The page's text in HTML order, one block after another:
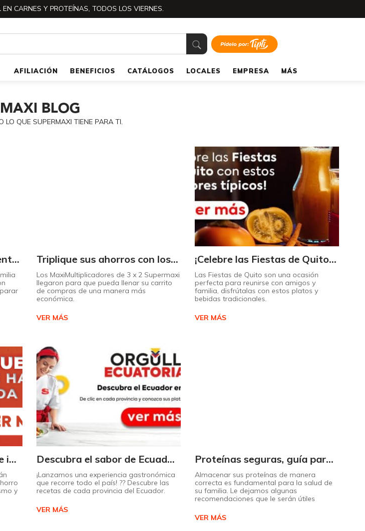
EN CARNES Y PROTEÍNAS, TODOS LOS VIERNES.
AFILIACIÓN BENEFICIOS CATÁLOGOS LOCALES EMPRESA MÁS
MAXI BLOG
LO QUE SUPERMAXI TIENE PARA TI.
¡Dulce y Saludable! Consienta a su familia con postres deliciosos y sin culpas Triplique sus ahorros con los Maximultiplicadores de Supermaxi
Los MaxiMultiplicadores de 3 x 2 Supermaxi
llegaron para que pueda llenar su carrito
de compras de una manera más
económica.
VER MÁS
¡Celebre las Fiestas de Quito con estos sabores típicos!
Las Fiestas de Quito son una ocasión
perfecta para reunirse con amigos y
familia, disfrútalas con estos platos y
bebidas tradicionales.
VER MÁS
¡Prepárese para un mes de increíbles descuentos en Supermaxi!
y
Descubra el sabor de Ecuador con nuestro mapa interactivo de recetas
¡Lanzamos una experiencia gastronómica
que recorre todo el país! ?? Descubre las
recetas de cada provincia del Ecuador.
VER MÁS
Proteínas seguras, guía para almacenarlas correctamente Copiar
Almacenar sus proteínas de manera
correcta es fundamental para la salud de
su familia. Le dejamos algunas
recomendaciones que le serán útiles
VER MÁS